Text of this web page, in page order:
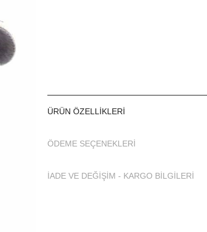
ÜRÜN ÖZELLIKLERI
ÖDEME SEÇENEKLERI
İADE VE DEĞİŞİM - KARGO BİLGİLERİ